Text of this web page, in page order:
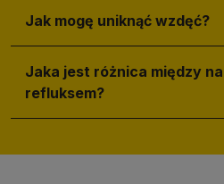
Jak mogę uniknąć wzdęć?
Jaka jest różnica między
refluksem?